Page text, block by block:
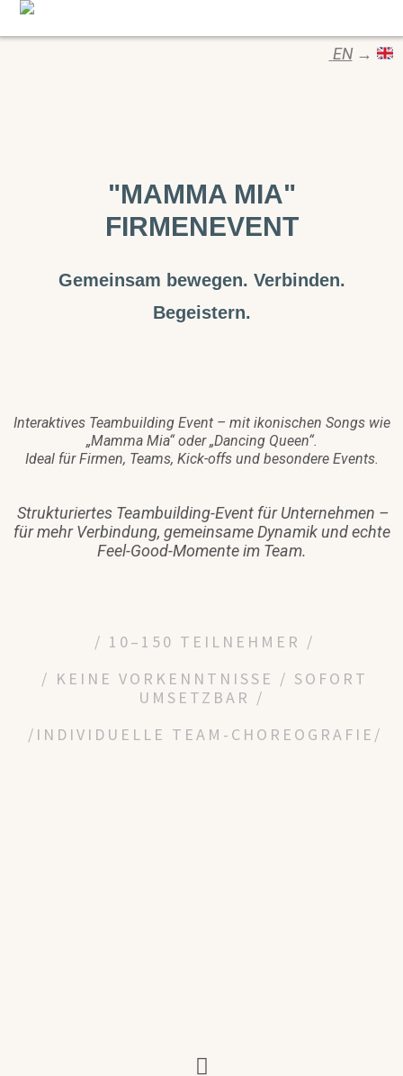
EN→
"MAMMA MIA"
FIRMENEVENT
Gemeinsam bewegen. Verbinden.
Begeistern.
Interaktives Teambuilding Event – mit ikonischen Songs wie
„Mamma Mia“ oder „Dancing Queen“.
Ideal für Firmen, Teams, Kick-offs und besondere Events.
Strukturiertes Teambuilding-Event für Unternehmen –
für mehr Verbindung, gemeinsame Dynamik und echte
Feel-Good-Momente im Team.
/ 10–150 TEILNEHMER /
/ KEINE VORKENNTNISSE / SOFORT
UMSETZBAR /
/INDIVIDUELLE TEAM-CHOREOGRAFIE/